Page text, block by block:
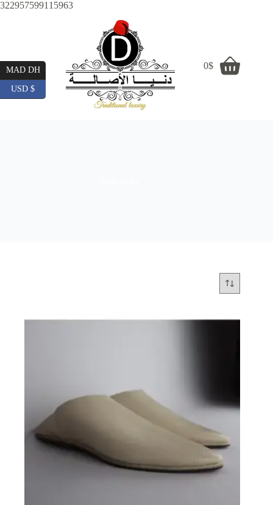
322957599115963Skip
Shopping
0$
MAD DH
USD $